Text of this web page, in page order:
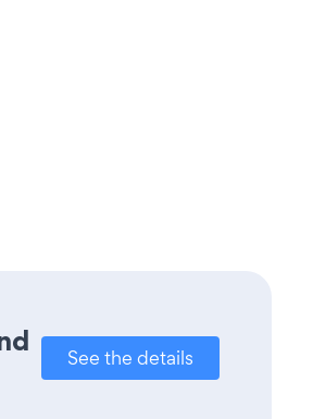
See the details